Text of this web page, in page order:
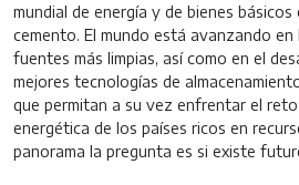
mundial de energía y de bienes
cemento. El mundo está avanzando
fuentes más limpias, así como en el
mejores tecnologías de
que permitan a su vez enfrentar el
energética de los países ricos en
panorama la pregunta es si existe